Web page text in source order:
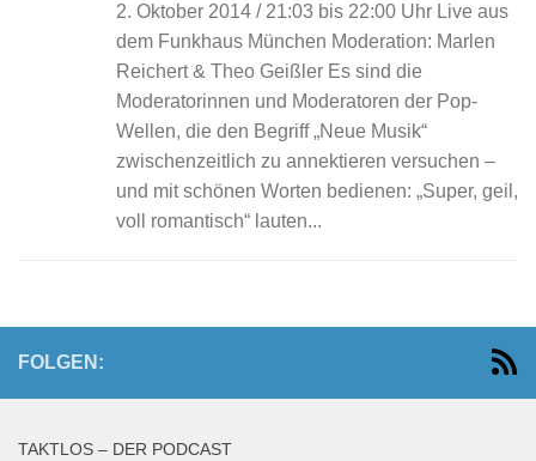
2. Oktober 2014 / 21:03 bis 22:00 Uhr Live aus
dem Funkhaus München Moderation: Marlen
Reichert & Theo Geißler Es sind die
Moderatorinnen und Moderatoren der Pop-
Wellen, die den Begriff „Neue Musik“
zwischenzeitlich zu annektieren versuchen –
und mit schönen Worten bedienen: „Super, geil,
voll romantisch“ lauten...
FOLGEN:
TAKTLOS – DER PODCAST